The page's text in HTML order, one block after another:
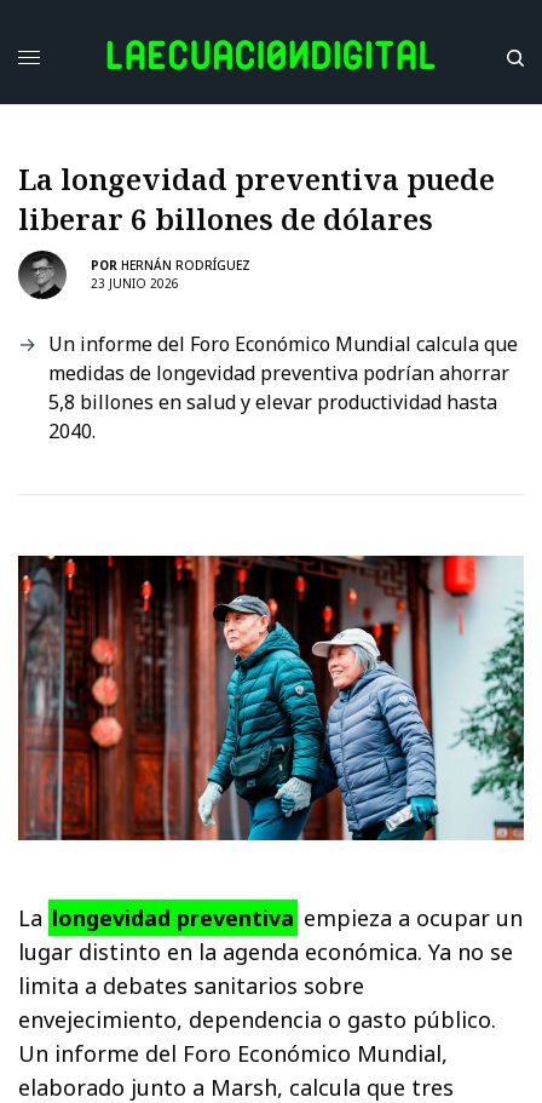
La longevidad preventiva puede
liberar 6 billones de dólares
POR HERNÁN RODRÍGUEZ
23 JUNIO 2026
Un informe del Foro Económico Mundial calcula que
medidas de longevidad preventiva podrían ahorrar
5,8 billones en salud y elevar productividad hasta
2040.
La longevidad preventiva empieza a ocupar un
lugar distinto en la agenda económica. Ya no se
limita a debates sanitarios sobre
envejecimiento, dependencia o gasto público.
Un informe del Foro Económico Mundial,
elaborado junto a Marsh, calcula que tres